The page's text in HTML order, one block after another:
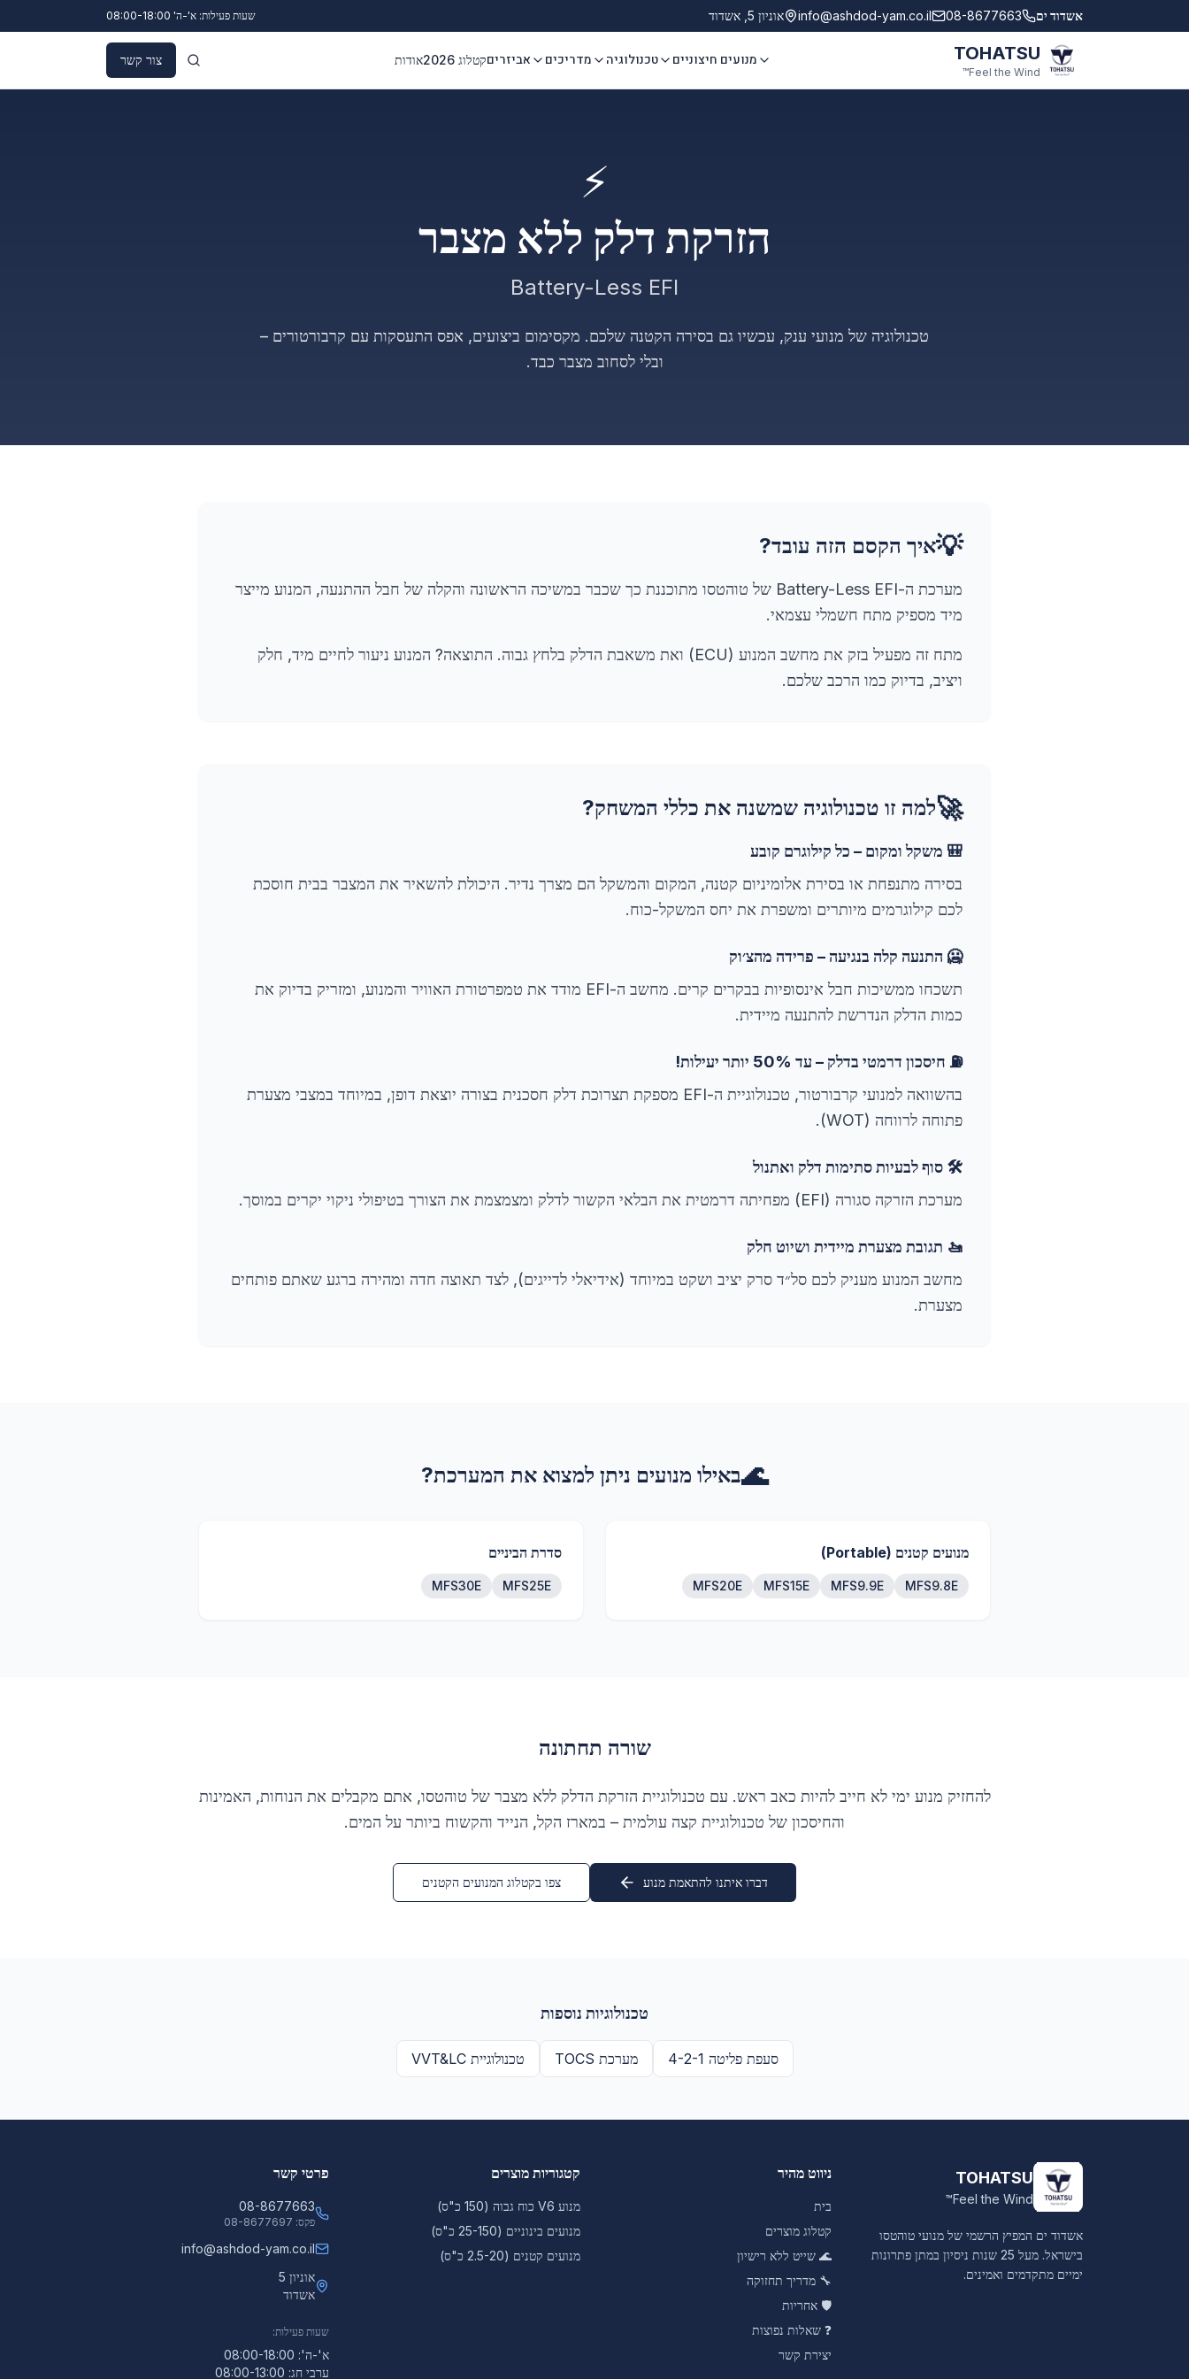
אשדוד ים 08-8677663
info@ashdod-yam.co.il אוניון 5, אשדוד שעות פעילות: א'-ה' 08:00-18:00
TOHATSU
Feel the Wind™
מנועים חיצוניים טכנולוגיה מדריכים אביזריםקטלוג 2026 אודות צור קשר
⚡
הזרקת דלק ללא מצבר
Battery-Less EFI
טכנולוגיה של מנועי ענק, עכשיו גם בסירה הקטנה שלכם. מקסימום ביצועים, אפס התעסקות עם קרבורטורים –
ובלי לסחוב מצבר כבד.
💡איך הקסם הזה עובד?
מערכת ה-Battery-Less EFI של טוהטסו מתוכננת כך שכבר במשיכה הראשונה והקלה של חבל ההתנעה, המנוע מייצר
מיד מספיק מתח חשמלי עצמאי.
מתח זה מפעיל בזק את מחשב המנוע (ECU) ואת משאבת הדלק בלחץ גבוה. התוצאה? המנוע ניעור לחיים מיד, חלק
ויציב, בדיוק כמו הרכב שלכם.
🚀למה זו טכנולוגיה שמשנה את כללי המשחק?
🎒 משקל ומקום – כל קילוגרם קובע
בסירה מתנפחת או בסירת אלומיניום קטנה, המקום והמשקל הם מצרך נדיר. היכולת להשאיר את המצבר בבית חוסכת
לכם קילוגרמים מיותרים ומשפרת את יחס המשקל-כוח.
🥶 התנעה קלה בנגיעה – פרידה מהצ׳וק
תשכחו ממשיכות חבל אינסופיות בבקרים קרים. מחשב ה-EFI מודד את טמפרטורת האוויר והמנוע, ומזריק בדיוק את
כמות הדלק הנדרשת להתנעה מיידית.
⛽ חיסכון דרמטי בדלק – עד 50% יותר יעילות!
בהשוואה למנועי קרבורטור, טכנולוגיית ה-EFI מספקת תצרוכת דלק חסכנית בצורה יוצאת דופן, במיוחד במצבי מצערת
פתוחה לרווחה (WOT).
🛠️ סוף לבעיות סתימות דלק ואתנול
מערכת הזרקה סגורה (EFI) מפחיתה דרמטית את הבלאי הקשור לדלק ומצמצמת את הצורך בטיפולי ניקוי יקרים במוסך.
🚤 תגובת מצערת מיידית ושיוט חלק
מחשב המנוע מעניק לכם סל״ד סרק יציב ושקט במיוחד (אידיאלי לדייגים), לצד תאוצה חדה ומהירה ברגע שאתם פותחים
מצערת.
🌊באילו מנועים ניתן למצוא את המערכת?
מנועים קטנים (Portable)
MFS9.8E
MFS9.9E
MFS15E
MFS20E
סדרת הביניים
MFS25E
MFS30E
שורה תחתונה
להחזיק מנוע ימי לא חייב להיות כאב ראש. עם טכנולוגיית הזרקת הדלק ללא מצבר של טוהטסו, אתם מקבלים את הנוחות, האמינות
והחיסכון של טכנולוגיית קצה עולמית – במארז הקל, הנייד והקשוח ביותר על המים.
דברו איתנו להתאמת מנוע צפו בקטלוג המנועים הקטנים
טכנולוגיות נוספות
סעפת פליטה 4-2-1 מערכת TOCS טכנולוגיית VVT&LC
TOHATSU
Feel the Wind™
אשדוד ים המפיץ הרשמי של מנועי טוהטסו
בישראל. מעל 25 שנות ניסיון במתן פתרונות
ימיים מתקדמים ואמינים.
ניווט מהיר
בית
קטלוג מוצרים
🌊 שייט ללא רישיון
🔧 מדריך תחזוקה
🛡️ אחריות
❓ שאלות נפוצות
יצירת קשר
קטגוריות מוצרים
מנוע V6 כוח גבוה (150 כ"ס)
מנועים בינוניים (25-150 כ"ס)
מנועים קטנים (2.5-20 כ"ס)
פרטי קשר
08-8677663
פקס: 08-8677697
info@ashdod-yam.co.il
אוניון 5
אשדוד
שעות פעילות:
א'-ה': 08:00-18:00
ערבי חג: 08:00-13:00